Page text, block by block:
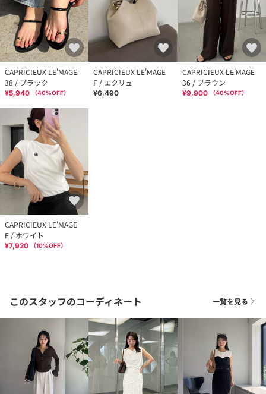
CAPRICIEUX LE'MAGE
38 / ブラック
¥5,940 （40%OFF）
CAPRICIEUX LE'MAGE
F / エクリュ
¥6,490
CAPRICIEUX LE'MAGE
36 / ブラウン
¥9,900 （40%OFF）
CAPRICIEUX LE'MAGE
F / ホワイト
¥7,920 （10%OFF）
このスタッフのコーディネート 一覧を見る